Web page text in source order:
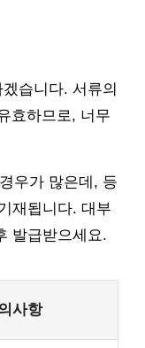
습니다. 서류의
효하므로, 너무
우가 많은데, 등
재됩니다. 대부
발급받으세요.
사항